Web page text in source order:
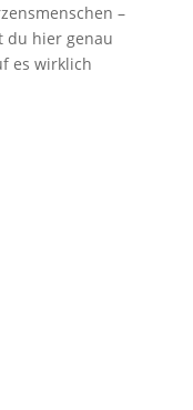
–
du hier genau
es wirklich